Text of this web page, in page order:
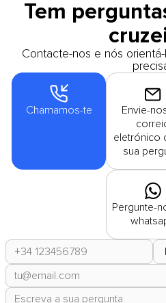
Tem
Contacte-nos e nós
Chamamos-te
Envie-
eletrónico
sua
Pergunte-